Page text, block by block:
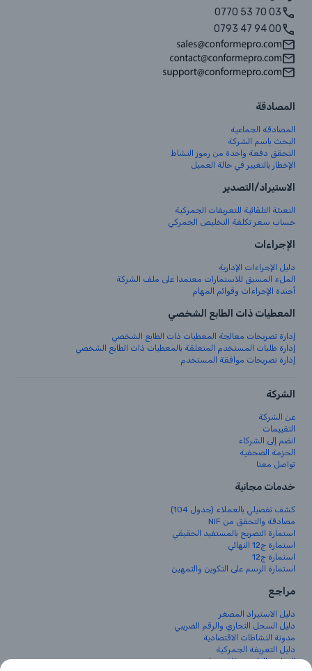
0770 53 70 03
0793 47 94 00
المصادقة
المصادقة الجماعية
البحث باسم الشركة
التحقق دفعة واحدة من رموز النشاط
الإخطار بالتغيير في حالة العميل
الاستيراد/التصدير
التعبئة التلقائية للتعريفات الجمركية
حساب سعر تكلفة التخليص الجمركي
الإجراءات
دليل الإجراءات الإدارية
الملء المسبق للاستمارات معتمدا على ملف الشركة
أجندة الإجراءات وقوائم المهام
المعطيات ذات الطابع الشخصي
إدارة تصريحات معالجة المعطيات ذات الطابع الشخصي
إدارة طلبات المستخدم المتعلقة بالمعطيات ذات الطابع الشخصي
إدارة تصريحات موافقة المستخدم
الشركة
عن الشركة
التقييمات
انضم إلى الشركاء
الحزمة الصحفية
تواصل معنا
خدمات مجانية
كشف تفصيلي بالعملاء (جدول 104)
مصادقة والتحقق من NIF
استمارة التصريح بالمستفيد الحقيقي
استمارة ج12 النهائي
استمارة ج12
استمارة الرسم على التكوين والتمهين
مراجع
دليل الاستيراد المصغر
دليل السجل التجاري والرقم الضريبي
مدونة النشاطات الاقتصادية
دليل التعريفة الجمركية
البرنامج التقديري للاستيراد